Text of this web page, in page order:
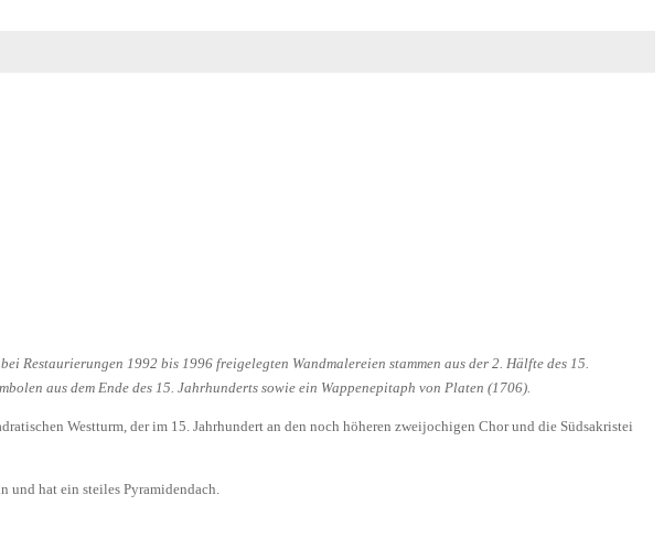
1992 bis 1996 freigelegten Wandmalereien stammen aus der 2. Hälfte des 15.
aus dem Ende des 15. Jahrhunderts sowie ein Wappenepitaph von Platen (1706).
Westturm, der im 15. Jahrhundert an den noch höheren zweijochigen Chor und die Südsakristei
und hat ein steiles Pyramidendach.